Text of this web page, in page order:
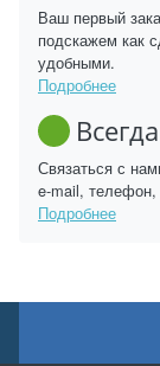
Ваш первый
подскажем как
удобными.
Подробнее
Связаться с
e-mail,
Подробнее